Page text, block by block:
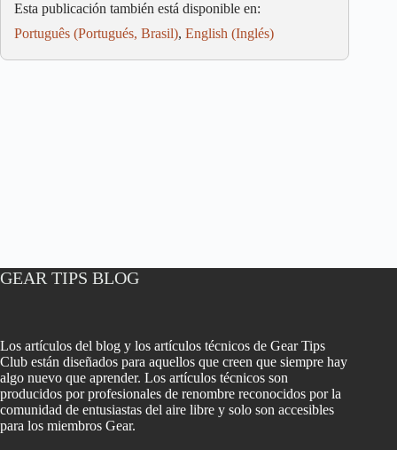
Esta publicación también está disponible en:
Português (Portugués, Brasil) English (Inglés)
GEAR TIPS BLOG
Los artículos del blog y los artículos técnicos de Gear Tips
Club están diseñados para aquellos que creen que siempre hay
algo nuevo que aprender. Los artículos técnicos son
producidos por profesionales de renombre reconocidos por la
comunidad de entusiastas del aire libre y solo son accesibles
para los miembros Gear.